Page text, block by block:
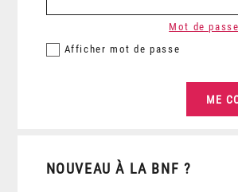
Afficher mot de passe
Mot de
NOUVEAU À LA BNF ?